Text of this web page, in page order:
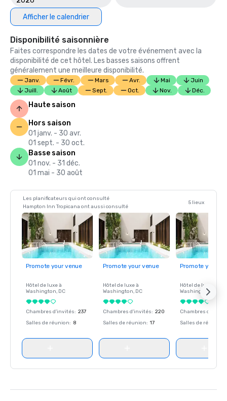
Afficher le calendrier
Disponibilité saisonnière
Faites correspondre les dates de votre événement avec la
disponibilité de cet hôtel. Les basses saisons offrent
généralement une meilleure disponibilité.
Janv. Févr. Mars Avr. Mai
Juin
Juill.
Août Sept. Oct. Nov. Déc.
Haute saison
Hors saison
01 janv. - 30 avr.
01 sept. - 30 oct.
Basse saison
01 nov. - 31 déc.
01 mai - 30 août
Les planificateurs qui ont consulté
Hampton Inn Tropicana ont aussi consulté
5 lieux
Promote your venue
Hôtel de luxe à
Washington, DC
Chambres d'invités: 237
Salles de réunion: 8
Promote your venue
Hôtel de luxe à
Washington, DC
Chambres d'invités: 220
Salles de réunion: 17
Promote your
Hôtel de luxe à
Washington
Chambres
Salles de réunion